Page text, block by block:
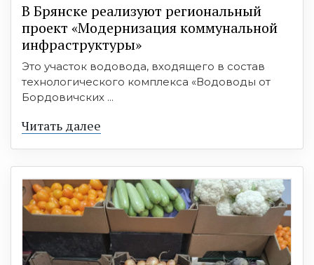
В Брянске реализуют региональный
проект «Модернизация коммунальной
инфраструктуры»
Это участок водовода, входящего в состав
технологического комплекса «Водоводы от
Бордовичских ...
Читать далее